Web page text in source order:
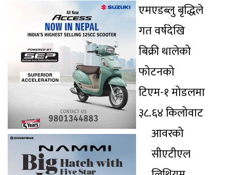
एमएडब्लु बृद्धिले
गत वर्षदेखि
बिक्री थालेको
फोटनको
टिएम-१ मोडलमा
३८.६४ किलोवाट
आवरको
सीएटीएल